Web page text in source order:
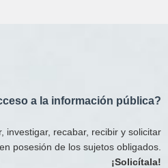
a la información pública?
investigar, recabar, recibir y solicitar
posesión de los sujetos obligados.
¡Solicítala!